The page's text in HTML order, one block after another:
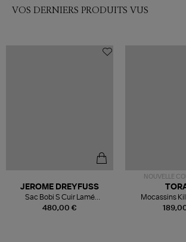
VOS DERNIERS PRODUITS VUS
480,00 €
JEROME DREYFUSS
Sac Bobi S Cuir Lamé
Champagne
NOUVELLE
Mocassins